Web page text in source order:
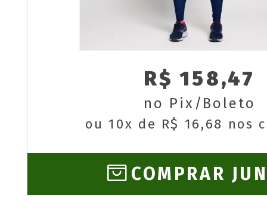
R$ 158,47
no Pix/Boleto
ou 10x de R$ 16,68 nos
COMPRAR